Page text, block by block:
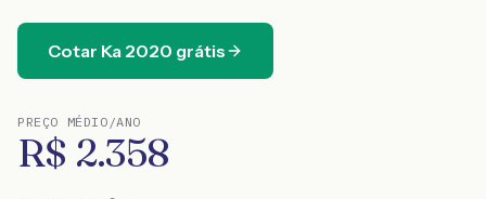
Cotar Ka 2020 grátis
PREÇO MÉDIO/ANO
R$ 2.358